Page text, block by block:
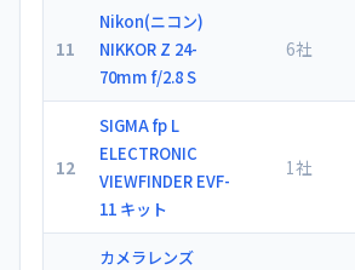
11
Nikon(ニコン)
NIKKOR Z 24-
70mm f/2.8 S
6社
12
SIGMA fp L
ELECTRONIC
VIEWFINDER EVF-
11 キット
1社
カメラレンズ